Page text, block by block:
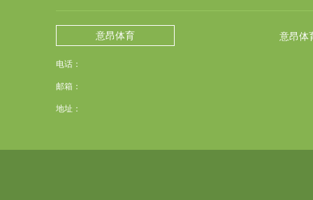
意昂体育
电话：
邮箱：
地址：
意昂体